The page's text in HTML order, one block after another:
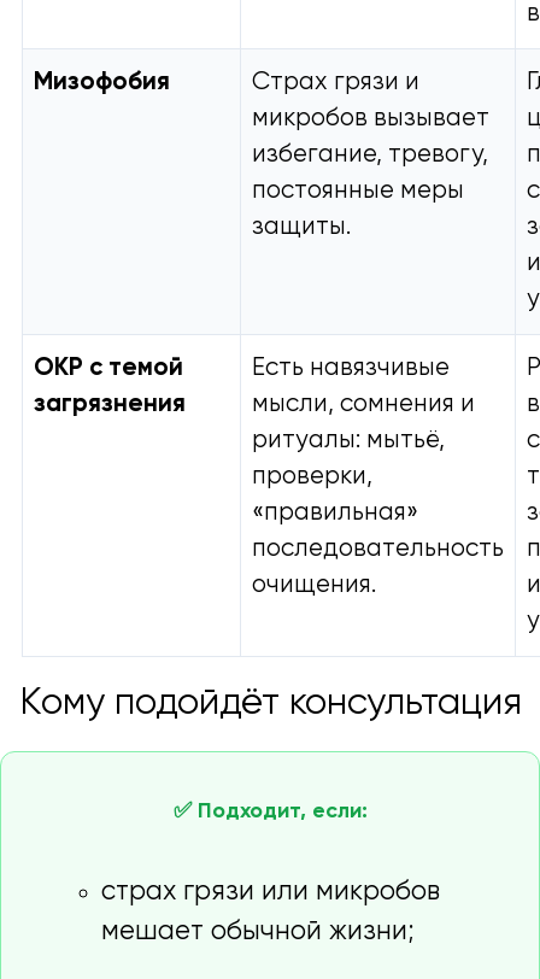
Мизофобия
Страх грязи и
микробов вызывает
избегание, тревогу,
постоянные меры
защиты.
ОКР с темой
загрязнения
Есть навязчивые
мысли, сомнения и
ритуалы: мытьё,
проверки,
«правильная»
последовательность
очищения.
и
Кому подойдёт консультация
✅ Подходит, если:
страх грязи или микробов
мешает обычной жизни;